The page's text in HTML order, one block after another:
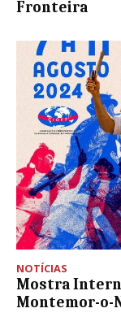
Fronteira
NOTÍCIAS
Mostra
Montemor-o-